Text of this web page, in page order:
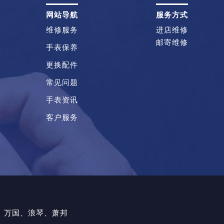
网站导航
维修服务
手表保养
更换配件
常见问题
手表资讯
客户服务
服务方式
进店维修
邮寄维修
万国、浪琴、萧邦